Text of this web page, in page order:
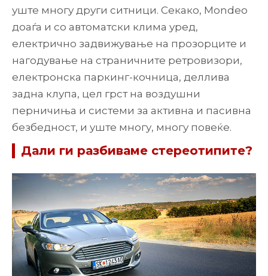
уште многу други ситници. Секако, Mondeo
доаѓа и со автоматски клима уред,
електрично задвижување на прозорците и
нагодување на страничните ретровизори,
електронска паркинг-кочница, деллива
задна клупа, цел грст на воздушни
перничиња и системи за активна и пасивна
безбедност, и уште многу, многу повеќе.
Дали ги разбиваме стереотипите?